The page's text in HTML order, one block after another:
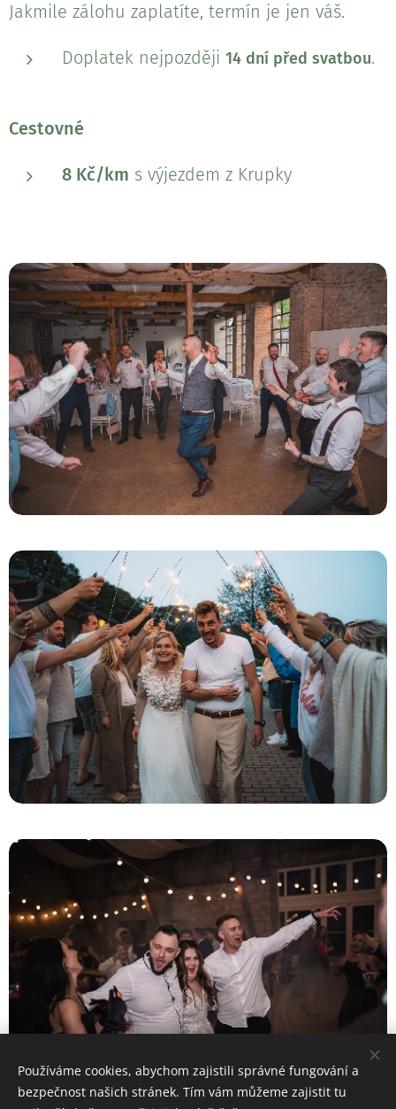
Jakmile zálohu zaplatíte, termín je jen váš.
Doplatek nejpozději 14 dní před svatbou.
Cestovné
8 Kč/km s výjezdem z Krupky
Používáme cookies, abychom zajistili správné fungování a
bezpečnost našich stránek. Tím vám můžeme zajistit tu